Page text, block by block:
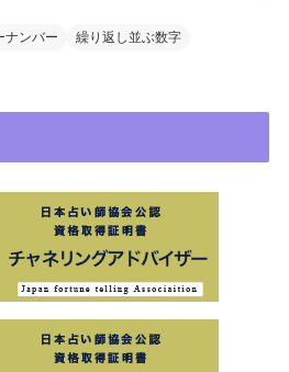
ナンバー
繰り返し並ぶ数字